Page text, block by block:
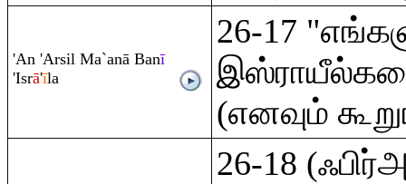
'An 'Arsil Ma`anā Banī
'Isrā'īla
26-17
(எனவும்
26-18